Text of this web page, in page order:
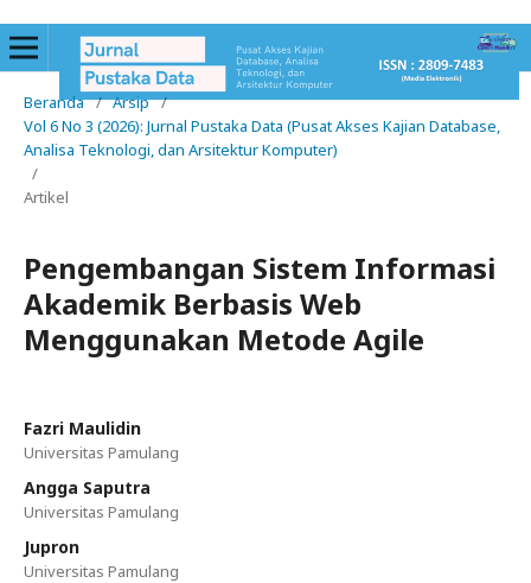
Beranda / Arsip /
Vol 6 No 3 (2026): Jurnal Pustaka Data (Pusat Akses Kajian Database,
Analisa Teknologi, dan Arsitektur Komputer)
/
Artikel
Pengembangan Sistem Informasi
Akademik Berbasis Web
Menggunakan Metode Agile
Fazri Maulidin
Universitas Pamulang
Angga Saputra
Universitas Pamulang
Jupron
Universitas Pamulang